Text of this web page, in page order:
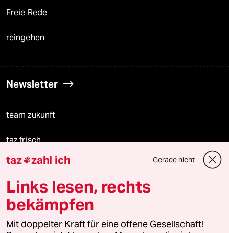
Freie Rede
reingehen
Newsletter
team zukunft
taz frisch
taz zahl ich
taz lab Infobrief
taz zahl ich Gerade nicht
Links lesen, rechts
bekämpfen
Mit doppelter Kraft für eine offene Gesellschaft!